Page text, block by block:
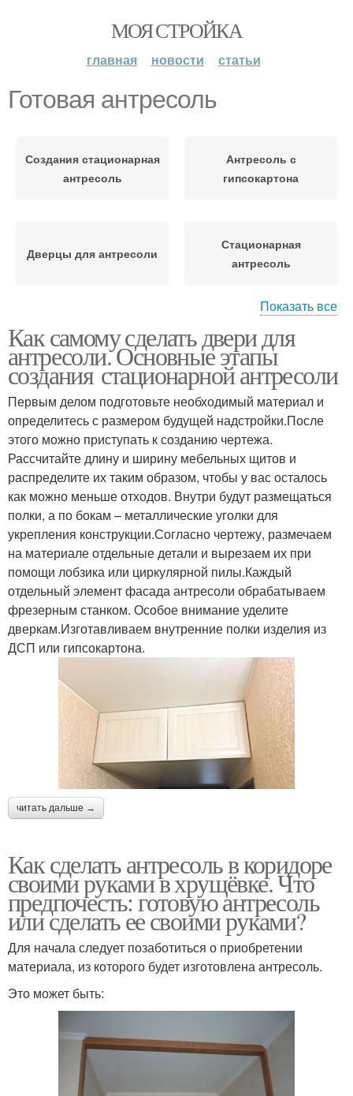
МОЯ СТРОЙКА
главная новости статьи
Готовая антресоль
Создания стационарная
антресоль
Антресоль с
гипсокартона
Дверцы для антресоли
Стационарная
антресоль
Двери для антресоли
кухней
Антресоль в коридоре Антресоль на шкаф
Антресоль на балконе Антресоли в коридоре
Антресоль в коридор
Показать все
Как самому сделать двери для
антресоли. Основные этапы
создания стационарной антресоли
Первым делом подготовьте необходимый материал и
определитесь с размером будущей надстройки.После
этого можно приступать к созданию чертежа.
Рассчитайте длину и ширину мебельных щитов и
распределите их таким образом, чтобы у вас осталось
как можно меньше отходов. Внутри будут размещаться
полки, а по бокам – металлические уголки для
укрепления конструкции.Согласно чертежу, размечаем
на материале отдельные детали и вырезаем их при
помощи лобзика или циркулярной пилы.Каждый
отдельный элемент фасада антресоли обрабатываем
фрезерным станком. Особое внимание уделите
дверкам.Изготавливаем внутренние полки изделия из
ДСП или гипсокартона.
читать дальше →
Как сделать антресоль в коридоре
своими руками в хрущёвке. Что
предпочесть: готовую антресоль
или сделать ее своими руками?
Для начала следует позаботиться о приобретении
материала, из которого будет изготовлена антресоль.
Это может быть: